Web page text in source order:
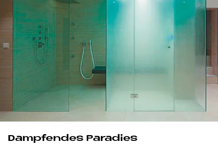
Dampfendes Paradies